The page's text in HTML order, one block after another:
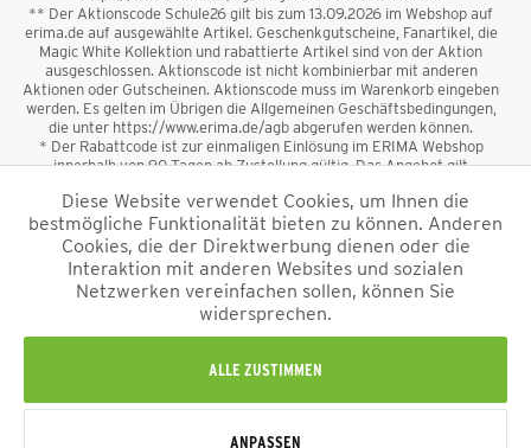
** Der Aktionscode Schule26 gilt bis zum 13.09.2026 im Webshop auf
erima.de auf ausgewählte Artikel. Geschenkgutscheine, Fanartikel, die
Magic White Kollektion und rabattierte Artikel sind von der Aktion
ausgeschlossen. Aktionscode ist nicht kombinierbar mit anderen
Aktionen oder Gutscheinen. Aktionscode muss im Warenkorb eingeben
werden. Es gelten im Übrigen die Allgemeinen Geschäftsbedingungen,
die unter https://www.erima.de/agb abgerufen werden können.
* Der Rabattcode ist zur einmaligen Einlösung im ERIMA Webshop
innerhalb von 90 Tagen ab Zustellung gültig. Das Angebot gilt
sowie Geschenkgutscheine sind vom Rabatt ausgeschlossen. Der
Rabattcode ist nicht mit anderen Aktionen oder Gutscheinen
kombinierbar. Der Mindestbestellwert beträgt 50 €
*Alle Preise verstehen sich inkl. Mehrwertsteuer und zzgl.
und ggf. Nachnahmegebühren, wenn nicht anders
beschrieben.
Diese Website verwendet Cookies, um Ihnen die
bestmögliche Funktionalität bieten zu können. Anderen
Cookies, die der Direktwerbung dienen oder die
Interaktion mit anderen Websites und sozialen
Netzwerken vereinfachen sollen, können Sie
widersprechen.